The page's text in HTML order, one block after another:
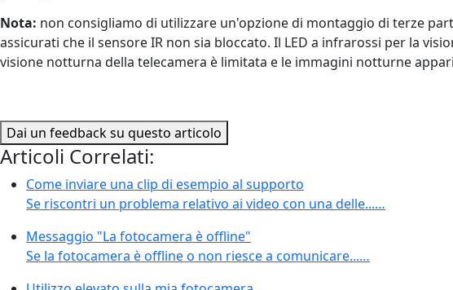
Nota: non consigliamo di utilizzare un'opzione di montaggio di terze
assicurati che il sensore IR non sia bloccato. Il LED a infrarossi per la
visione notturna della telecamera è limitata e le immagini notturne
Dai un feedback su questo articolo
Articoli Correlati:
Come inviare una clip di esempio al supporto
Se riscontri un problema relativo ai video con una delle...…
Messaggio "La fotocamera è offline"
Se la fotocamera è offline o non riesce a comunicare...…